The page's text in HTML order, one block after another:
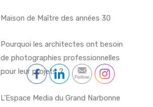
Maison de Maître des années 30
Pourquoi les architectes ont besoin
de photographies professionnelles
pour leur projets ?
L’Espace Media du Grand Narbonne